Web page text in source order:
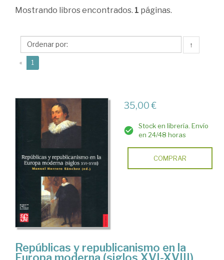
Herrero
Manuel
Mostrando libros encontrados. 1 páginas.
↑
« 1
35,00 €
Stock en librería. Envío
en 24/48 horas
COMPRAR
Repúblicas y republicanismo en la